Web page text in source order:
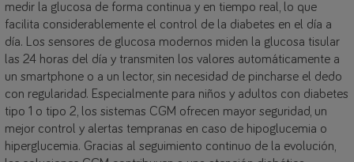
medir la glucosa de forma continua y en tiempo real, lo que
facilita considerablemente el control de la diabetes en el día a
día. Los sensores de glucosa modernos miden la glucosa tisular
las 24 horas del día y transmiten los valores automáticamente a
un smartphone o a un lector, sin necesidad de pincharse el dedo
con regularidad. Especialmente para niños y adultos con diabetes
tipo 1 o tipo 2, los sistemas CGM ofrecen mayor seguridad, un
mejor control y alertas tempranas en caso de hipoglucemia o
hiperglucemia. Gracias al seguimiento continuo de la evolución,